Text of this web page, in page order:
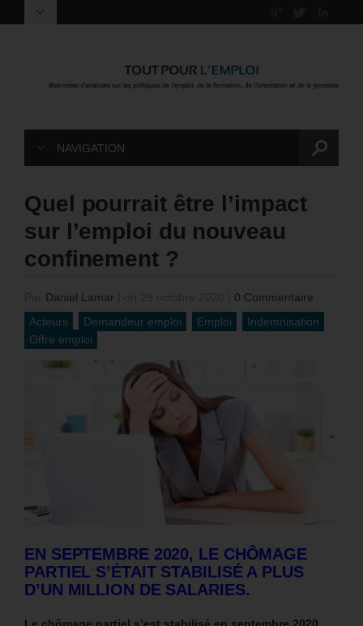
NAVIGATION
Quel pourrait être l’impact
sur l’emploi du nouveau
confinement ?
Daniel Lamar
0 Commentaire
Acteurs
Demandeur emploi Emploi
Indemnisation
Offre emploi
EN SEPTEMBRE 2020, LE CHÔMAGE
PARTIEL S’ÉTAIT STABILISÉ A PLUS
D’UN MILLION DE SALARIES.